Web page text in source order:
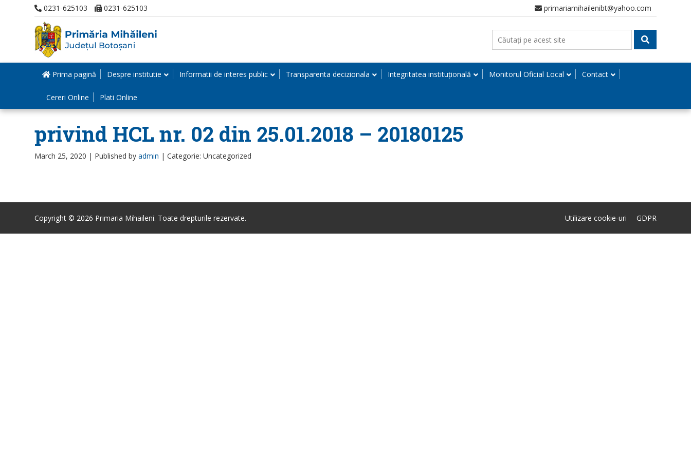
0231-625103 0231-625103 primariamihailenibt@yahoo.com
Prima pagină Despre institutie Informatii de interes public Transparenta decizionala Integritatea instituțională Monitorul Oficial Local Contact
Cereri Online Plati Online
privind HCL nr. 02 din 25.01.2018 – 20180125
March 25, 2020 | Published by admin | Categorie: Uncategorized
Copyright © 2026 Primaria Mihaileni. Toate drepturile rezervate. Utilizare cookie-uri GDPR